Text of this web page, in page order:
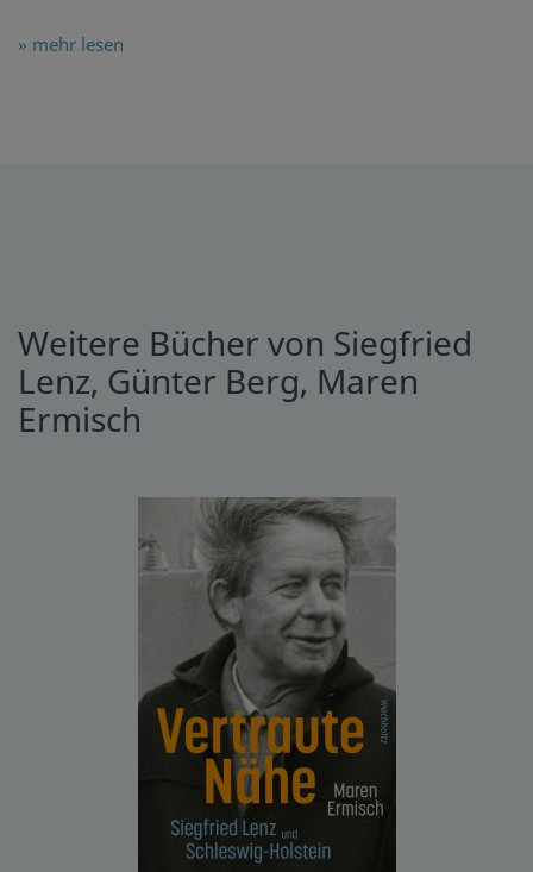
» mehr lesen
Weitere Bücher von Siegfried
Lenz, Günter Berg, Maren
Ermisch